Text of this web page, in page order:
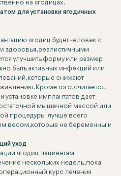
на ягодицах.
для установки ягодичных
ягодиц будет человек с
реалистичными
улучшить форму или размер
быть активных инфекций или
которые снижают
Кроме того, считается,
установке имплантатов дает
мышечной массой или
процедуры лучше всего
весом, которые не беременны и
уход
ягодиц пациентам
нескольких недель, пока
курс лечения